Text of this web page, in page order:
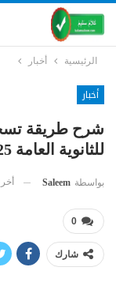
الرئيسية أخبار
أخبار
شرح طريقة
للثانوية العامة 2025
بواسطة Saleem
0
شارك